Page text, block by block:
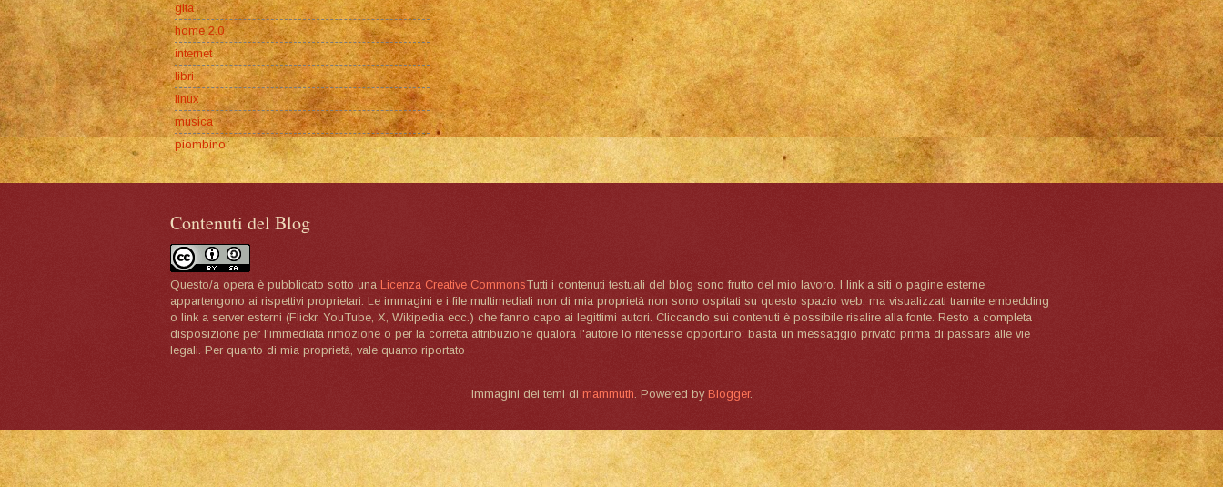
gita
home 2.0
internet
libri
linux
musica
piombino
Contenuti del Blog
Questo/a opera è pubblicato sotto una Licenza Creative CommonsTutti i contenuti testuali del blog sono frutto del mio lavoro. I link a siti o pagine esterne
appartengono ai rispettivi proprietari. Le immagini e i file multimediali non di mia proprietà non sono ospitati su questo spazio web, ma visualizzati tramite embedding
o link a server esterni (Flickr, YouTube, X, Wikipedia ecc.) che fanno capo ai legittimi autori. Cliccando sui contenuti è possibile risalire alla fonte. Resto a completa
disposizione per l'immediata rimozione o per la corretta attribuzione qualora l'autore lo ritenesse opportuno: basta un messaggio privato prima di passare alle vie
legali. Per quanto di mia proprietà, vale quanto riportato
Immagini dei temi di mammuth . Powered by Blogger.